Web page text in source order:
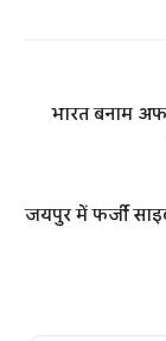
भारत बनाम
जयपुर में फर्जी